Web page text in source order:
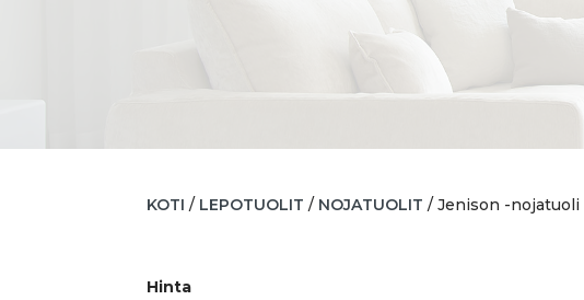
KOTI / LEPOTUOLIT / NOJATUOLIT / Jenison -nojatuoli
Hinta